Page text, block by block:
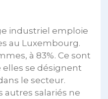
industriel emploie
au Luxembourg.
à 83%. Ce sont
elles se désignent
le secteur.
autres salariés ne